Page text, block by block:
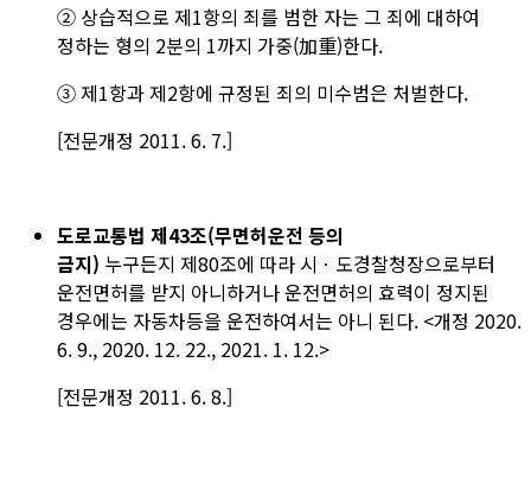
② 상습적으로 제1항의 죄를 범한 자는 그 죄에 대하여
정하는 형의 2분의 1까지 가중(加重)한다.
③ 제1항과 제2항에 규정된 죄의 미수범은 처벌한다.
[전문개정 2011. 6. 7.]
도로교통법 제43조(무면허운전 등의
금지) 누구든지 제80조에 따라 시ㆍ도경찰청장으로부터
운전면허를 받지 아니하거나 운전면허의 효력이 정지된
경우에는 자동차등을 운전하여서는 아니 된다. <개정 2020.
6. 9., 2020. 12. 22., 2021. 1. 12.>
[전문개정 2011. 6. 8.]